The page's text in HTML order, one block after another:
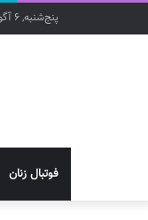
پنج‌شنبه, 6 آگوست 2026
فوتبال زنان